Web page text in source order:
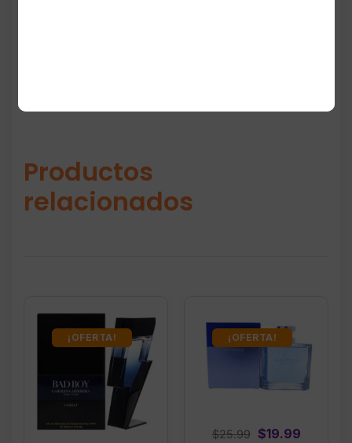
Productos
relacionados
¡OFERTA! ¡OFERTA!
$25.99
Original
$19.99Current